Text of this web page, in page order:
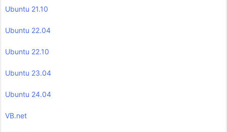
Ubuntu 21.10
Ubuntu 22.04
Ubuntu 22.10
Ubuntu 23.04
Ubuntu 24.04
VB.net